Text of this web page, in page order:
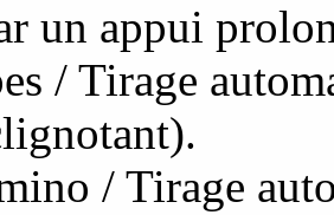
un appui
/ Tirage
/ Tirage